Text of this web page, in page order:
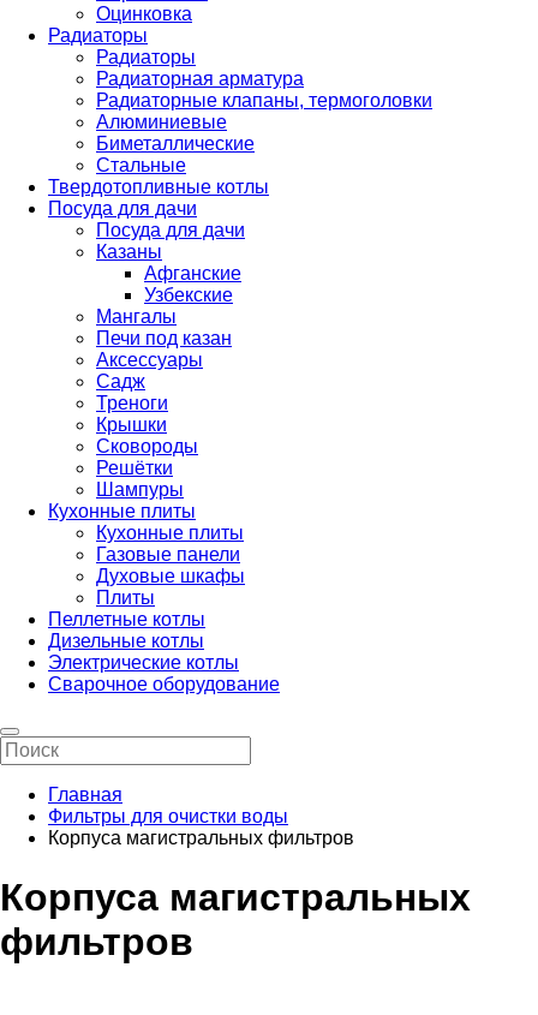
Оцинковка
Радиаторы
Радиаторы
Радиаторная арматура
Радиаторные клапаны, термоголовки
Алюминиевые
Биметаллические
Стальные
Твердотопливные котлы
Посуда для дачи
Посуда для дачи
Казаны
Афганские
Узбекские
Мангалы
Печи под казан
Аксессуары
Садж
Треноги
Крышки
Сковороды
Решётки
Шампуры
Кухонные плиты
Кухонные плиты
Газовые панели
Духовые шкафы
Плиты
Пеллетные котлы
Дизельные котлы
Электрические котлы
Сварочное оборудование
Главная
Фильтры для очистки воды
Корпуса магистральных фильтров
Корпуса магистральных
фильтров